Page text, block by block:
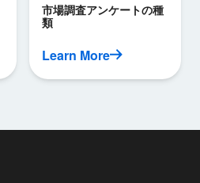
市場調査アンケートの種
類
Learn More